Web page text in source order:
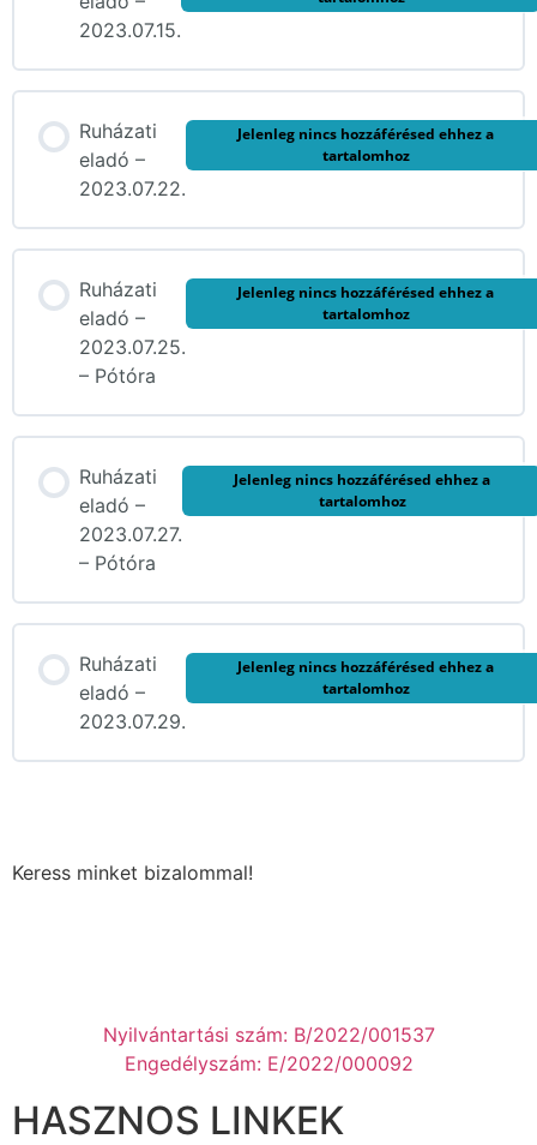
2023.07.15.
Ruházati
eladó –
2023.07.22.
Jelenleg nincs hozzáférésed ehhez a
tartalomhoz
Ruházati
eladó –
2023.07.25.
– Pótóra
Jelenleg nincs hozzáférésed ehhez a
tartalomhoz
Ruházati
eladó –
2023.07.27.
– Pótóra
Jelenleg nincs hozzáférésed ehhez a
tartalomhoz
Ruházati
eladó –
2023.07.29.
Jelenleg nincs hozzáférésed ehhez a
tartalomhoz
Keress minket bizalommal!
Nyilvántartási szám: B/2022/001537
Engedélyszám: E/2022/000092
HASZNOS LINKEK